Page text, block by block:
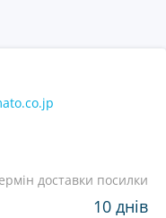
доставки посилки
10 днів